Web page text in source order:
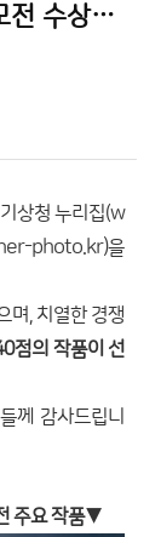
제39회 기상기후 사진·영상 공모전 수상작 발표
상청 누리집(w
photo.kr)을
며, 치열한 경쟁
점의 작품이 선
께 감사드립니
주요 작품▼